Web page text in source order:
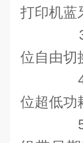
打印机蓝
3
位自由切
4
位超低功
5